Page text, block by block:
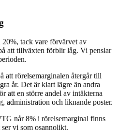
tack vare förvärvet av
att tillväxten förblir låg. Vi penslar
att rörelsemarginalen återgår till
år. Det är klart lägre än andra
att en större andel av intäkterna
administration och liknande poster.
når 8% i rörelsemarginal finns
vi som osannolikt.